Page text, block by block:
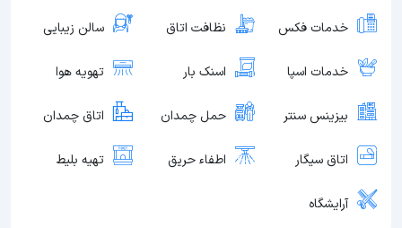
خدمات فکس نظافت اتاق سالن زیبایی
خدمات اسپا اسنک بار تهویه هوا
بیزینس سنتر حمل چمدان اتاق چمدان
اتاق سیگار اطفاء حریق تهیه بلیط
آرایشگاه